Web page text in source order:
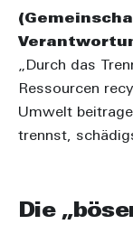
„Durch das
Ressourcen
Umwelt
trennst,
Die